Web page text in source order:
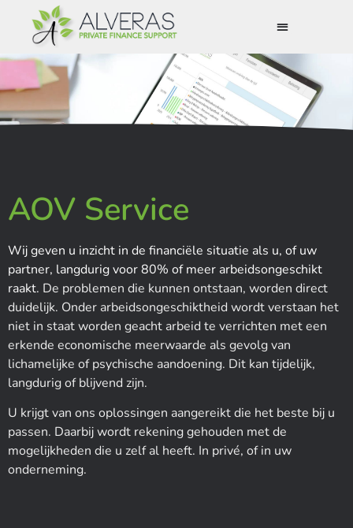
AOV Service
Wij geven u inzicht in de financiële situatie als u, of uw
partner, langdurig voor 80% of meer arbeidsongeschikt
raakt. De problemen die kunnen ontstaan, worden direct
duidelijk. Onder arbeidsongeschiktheid wordt verstaan het
niet in staat worden geacht arbeid te verrichten met een
erkende economische meerwaarde als gevolg van
lichamelijke of psychische aandoening. Dit kan tijdelijk,
langdurig of blijvend zijn.
U krijgt van ons oplossingen aangereikt die het beste bij u
passen. Daarbij wordt rekening gehouden met de
mogelijkheden die u zelf al heeft. In privé, of in uw
onderneming.